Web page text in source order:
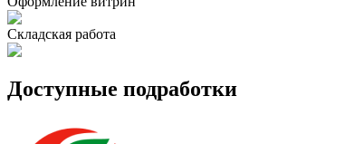
Складская работа
Доступные подработки